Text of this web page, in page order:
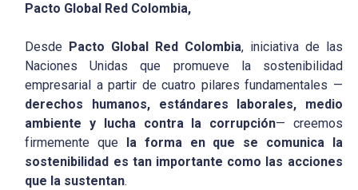
Pacto Global Red Colombia,
Desde Pacto Global Red Colombia, iniciativa de las
Naciones Unidas que promueve la sostenibilidad
empresarial a partir de cuatro pilares fundamentales —
derechos humanos, estándares laborales, medio
ambiente y lucha contra la corrupción— creemos
firmemente que la forma en que se comunica la
sostenibilidad es tan importante como las acciones
que la sustentan.